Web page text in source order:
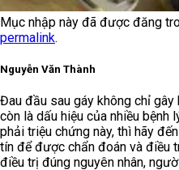
Mục nhập này đã được đăng
permalink.
Nguyễn Văn Thành
Đau đầu sau gáy không chỉ
còn là dấu hiệu của nhiều bệnh
phải triệu chứng này, thì hãy
tín để được chẩn đoán và điều
điều trị đúng nguyên nhân,